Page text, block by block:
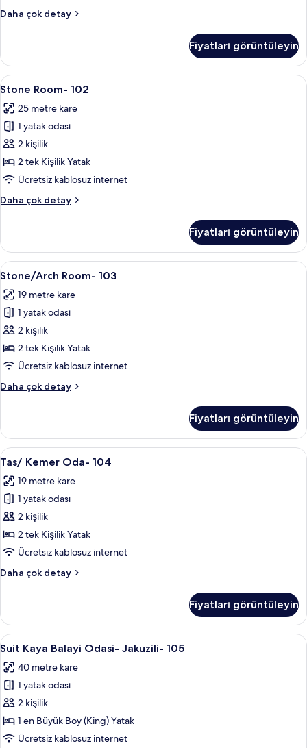
fotoğrafları
Daha çok detay
101-
Room-
Jacuzzi
hakkında
fazla
detay
Fiyatları görüntüleyin
Stone
Room-
102
için
tüm
fotoğrafları
görün
Stone Room- 102 | Kaliteli yatak
6
Stone Room- 102
25 metre kare
1 yatak odası
2 kişilik
2 tek Kişilik Yatak
Ücretsiz kablosuz internet
Daha çok detay
Stone
daha
fazla
detay
Fiyatları görüntüleyin
Stone/Arch
Room-
103
için
tüm
fotoğrafları
görün
Stone/Arch Room- 103 | Kaliteli yatak
8
Stone/Arch Room- 103
19 metre kare
1 yatak odası
2 kişilik
2 tek Kişilik Yatak
Ücretsiz kablosuz internet
Daha çok detay
Stone/Arch
daha
fazla
detay
Fiyatları görüntüleyin
Tas/
Kemer
Oda-
104
için
tüm
fotoğrafları
Tas/ Kemer Oda- 104 | Kaliteli yatak
9
Tas/ Kemer Oda- 104
19 metre kare
1 yatak odası
2 kişilik
2 tek Kişilik Yatak
Ücretsiz kablosuz internet
Daha çok detay
Tas/
hakkında
daha
fazla
Fiyatları görüntüleyin
Suit
Kaya
Balayi
Odasi-
Jakuzili-
105
için
Suit Kaya Balayi Odasi- Jakuzili- 105
10
Suit Kaya Balayi Odasi- Jakuzili- 105
40 metre kare
1 yatak odası
2 kişilik
1 en Büyük Boy (King) Yatak
Ücretsiz kablosuz internet